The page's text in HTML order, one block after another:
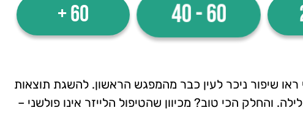
60 - 40
60 +
ראו שיפור ניכר לעין כבר מהמפגש הראשון. להשגת תוצאות
והחלק הכי טוב? מכיוון שהטיפול הלייזר אינו פולשני –